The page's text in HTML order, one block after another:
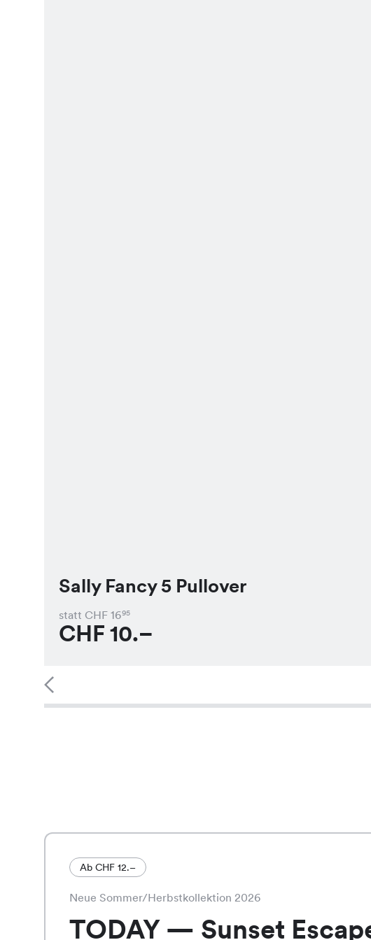
Sally Fancy 5 Pullover
statt CHF 1695
CHF 10.–
Ab CHF 12.–
Neue Sommer/Herbstkollektion 2026
TODAY — Sunset